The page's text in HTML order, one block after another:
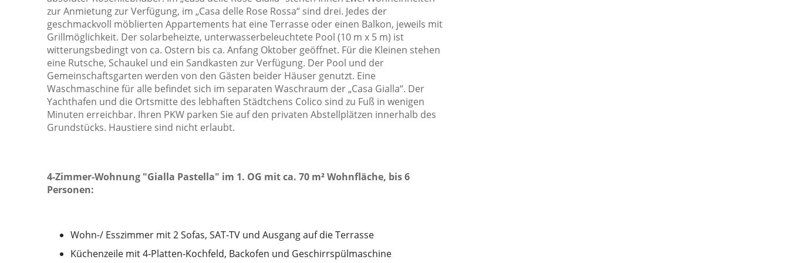
Parkplatz
Privater Eingang
Satelliten Fernsehen
Schränke im Zimmer
Sofa
Steckdose in der Nähe des Bettes
Terrasse
zur Anmietung zur Verfügung, im „Casa delle Rose Rossa“ sind drei. Jedes der
geschmackvoll möblierten Appartements hat eine Terrasse oder einen Balkon, jeweils mit
Grillmöglichkeit. Der solarbeheizte, unterwasserbeleuchtete Pool (10 m x 5 m) ist
witterungsbedingt von ca. Ostern bis ca. Anfang Oktober geöffnet. Für die Kleinen stehen
eine Rutsche, Schaukel und ein Sandkasten zur Verfügung. Der Pool und der
Gemeinschaftsgarten werden von den Gästen beider Häuser genutzt. Eine
Waschmaschine für alle befindet sich im separaten Waschraum der „Casa Gialla“. Der
Yachthafen und die Ortsmitte des lebhaften Städtchens Colico sind zu Fuß in wenigen
Minuten erreichbar. Ihren PKW parken Sie auf den privaten Abstellplätzen innerhalb des
Grundstücks. Haustiere sind nicht erlaubt.
4-Zimmer-Wohnung "Gialla Pastella" im 1. OG mit ca. 70 m² Wohnfläche, bis 6
Personen:
Wohn-/ Esszimmer mit 2 Sofas, SAT-TV und Ausgang auf die Terrasse
Küchenzeile mit 4-Platten-Kochfeld, Backofen und Geschirrspülmaschine